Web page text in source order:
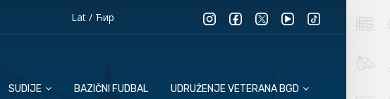
Lat/ Ћир
SUDIJE BAZIČNI FUDBAL UDRUŽENJE VETERANA BGD